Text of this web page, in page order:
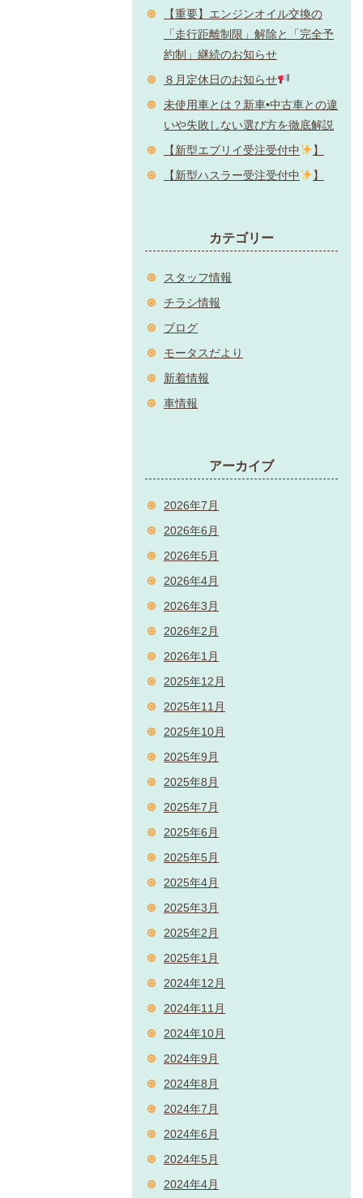
【重要】エンジンオイル交換の
「走行距離制限」解除と「完全予
約制」継続のお知らせ
８月定休日のお知らせ
未使用車とは？新車•中古車との違
いや失敗しない選び方を徹底解説
【新型エブリイ受注受付中
】
【新型ハスラー受注受付中
】
カテゴリー
スタッフ情報
チラシ情報
ブログ
モータスだより
新着情報
車情報
アーカイブ
2026年7月
2026年6月
2026年5月
2026年4月
2026年3月
2026年2月
2026年1月
2025年12月
2025年11月
2025年10月
2025年9月
2025年8月
2025年7月
2025年6月
2025年5月
2025年4月
2025年3月
2025年2月
2025年1月
2024年12月
2024年11月
2024年10月
2024年9月
2024年8月
2024年7月
2024年6月
2024年5月
2024年4月